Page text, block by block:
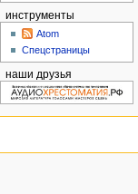
инструменты
Atom
Спецстраницы
наши друзья